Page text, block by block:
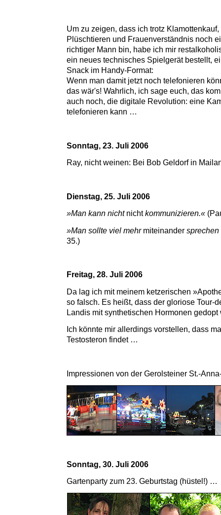
Um zu zeigen, dass ich trotz Klamottenkauf,
Plüschtieren und Frauenverständnis noch
richtiger Mann bin, habe ich mir
ein neues technisches Spielgerät bestellt,
Snack im Handy-Format:
Wenn man damit jetzt noch telefonieren
das wär's! Wahrlich, ich sage euch, das
auch noch, die digitale Revolution: eine
telefonieren kann …
Sonntag, 23. Juli 2006
Ray, nicht weinen: Bei Bob Geldorf in
Dienstag, 25. Juli 2006
»Man kann nicht nichtkommunizieren.«
»Man sollte viel mehr miteinandersprechen
35.)
Freitag, 28. Juli 2006
Da lag ich mit meinem ketzerischen
so falsch. Es heißt, dass der gloriose Tour-
Landis mit synthetischen Hormonen gedopt
Ich könnte mir allerdings vorstellen, dass
Testosteron findet …
Impressionen von der Gerolsteiner St.-
Sonntag, 30. Juli 2006
Gartenparty zum 23. Geburtstag (hüstel!) …